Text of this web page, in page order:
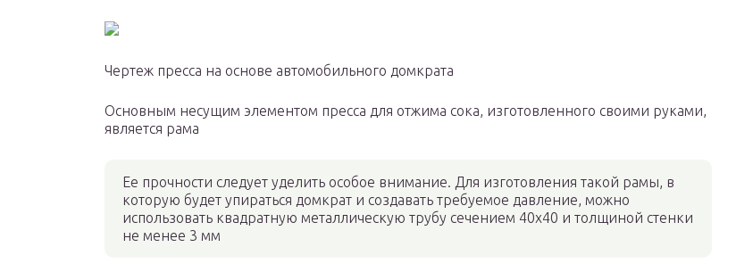
Чертеж пресса на основе автомобильного домкрата
Основным несущим элементом пресса для отжима сока, изготовленного своими руками,
является рама
Ее прочности следует уделить особое внимание. Для изготовления такой рамы, в
которую будет упираться домкрат и создавать требуемое давление, можно
использовать квадратную металлическую трубу сечением 40х40 и толщиной стенки
не менее 3 мм